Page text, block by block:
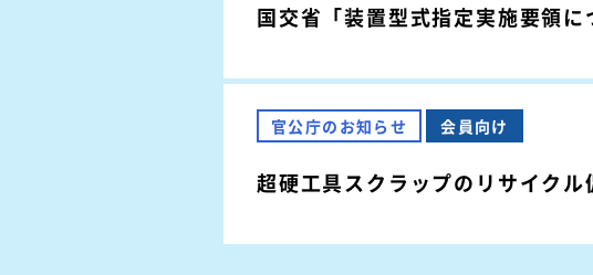
国交省「装置型式指定実施要領
官公庁のお知らせ 会員向け
超硬工具スクラップのリサイクル